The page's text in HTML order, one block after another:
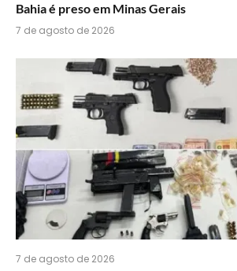
Bahia é preso em Minas Gerais
7 de agosto de 2026
7 de agosto de 2026